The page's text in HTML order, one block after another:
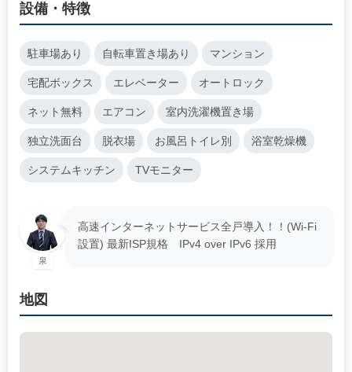
設備・特徴
駐車場あり 自転車置き場あり マンション
宅配ボックス エレベーター オートロック
ネット無料 エアコン 室内洗濯機置き場
独立洗面台 脱衣場 お風呂トイレ別 浴室乾燥機
システムキッチン TVモニター
泉
高速インターネットサービス全戸導入！！(Wi-Fi
設置) 最新ISP規格 IPv4 over IPv6 採用
地図